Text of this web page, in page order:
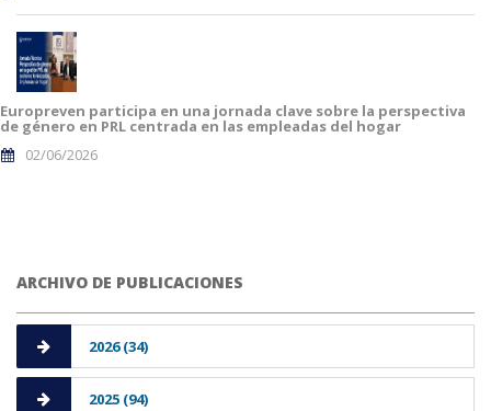
Europreven participa en una jornada clave sobre la perspectiva
de género en PRL centrada en las empleadas del hogar
02/06/2026
ARCHIVO DE PUBLICACIONES
2026 (34)
2025 (94)